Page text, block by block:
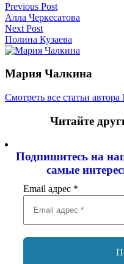
Previous Post
Алла Черкесатова
Next Post
Полина Кузаева
Мария Чалкина
Смотреть все статьи
Читайте
Подпишитесь на
самые
Email адрес *